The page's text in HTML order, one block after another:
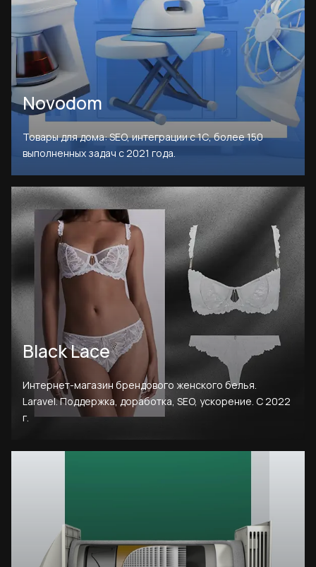
Novodom
Товары для дома: SEO, интеграции с 1С, более 150
выполненных задач с 2021 года.
Black Lace
Интернет-магазин брендового женского белья.
Laravel. Поддержка, доработка, SEO, ускорение. С 2022
г.